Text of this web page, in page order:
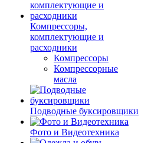
Компрессоры,
комплектующие и
расходники
Компрессоры
Компрессорные
масла
Подводные буксировщики
Фото и Видеотехника